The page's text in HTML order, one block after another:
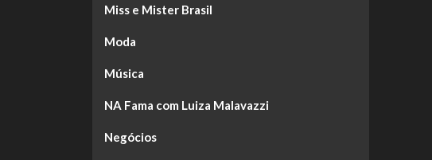
Miss e Mister Brasil
Moda
Música
NA Fama com Luiza Malavazzi
Negócios